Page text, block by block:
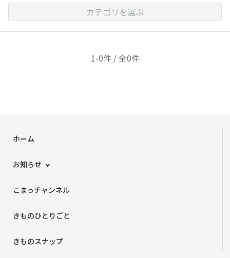
カテゴリを選ぶ
1-0件 / 全0件
ホーム
お知らせ
こまっチャンネル
きものひとりごと
きものスナップ